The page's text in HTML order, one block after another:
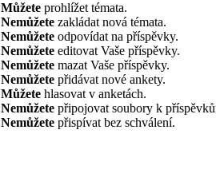
Můžete prohlížet témata.
Nemůžete zakládat nová témata.
Nemůžete odpovídat na příspěvky.
Nemůžete editovat Vaše příspěvky.
Nemůžete mazat Vaše příspěvky.
Nemůžete přidávat nové ankety.
Můžete hlasovat v anketách.
Nemůžete připojovat soubory k
Nemůžete přispívat bez schválení.